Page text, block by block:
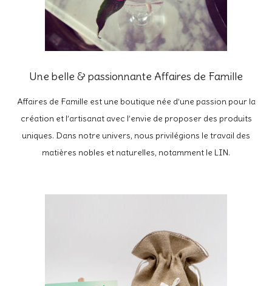
Une belle & passionnante Affaires de Famille
Affaires de Famille est une boutique née d’une passion pour la
création et l’artisanat avec l’envie de proposer des produits
uniques. Dans notre univers, nous privilégions le travail des
matières nobles et naturelles, notamment le LIN.